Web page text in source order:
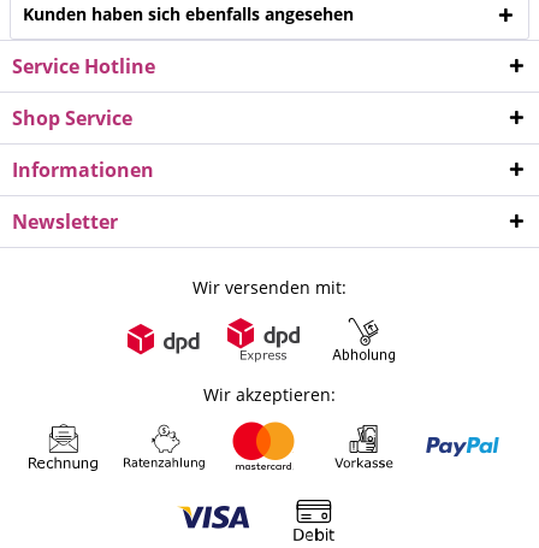
Kunden haben sich ebenfalls angesehen
Service Hotline
Shop Service
Informationen
Newsletter
Wir versenden mit:
Wir akzeptieren: